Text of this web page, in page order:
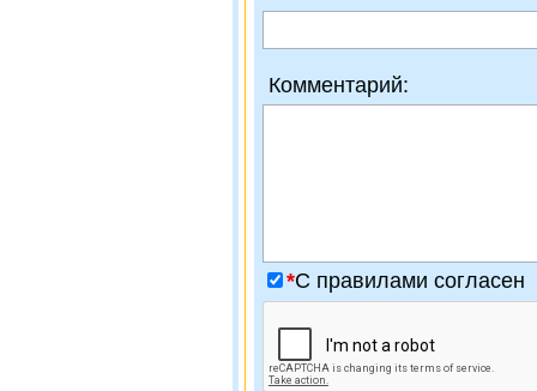
Комментарий:
*C правилами согласен